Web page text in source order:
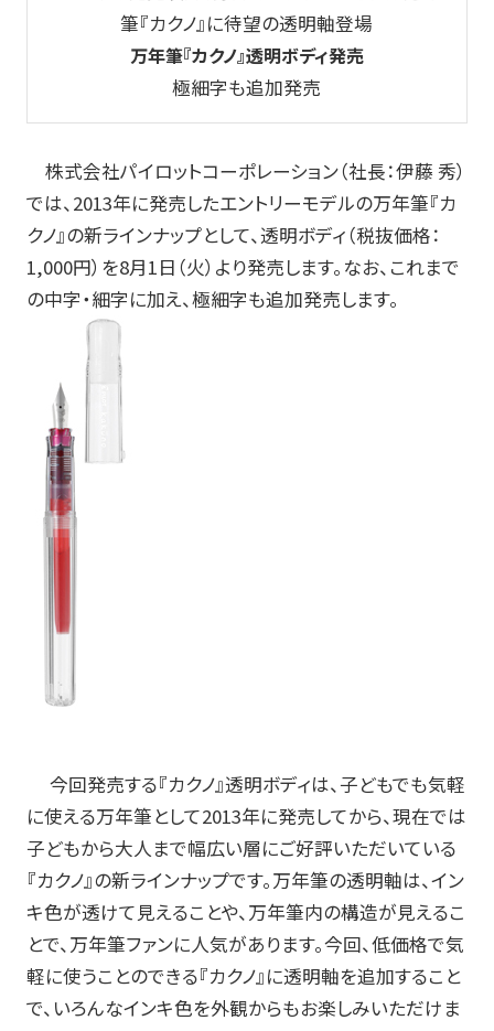
産業資材
その他新規商材
企業情報
企業情報TOP
会社情報
IR情報
サステナビリティ情報
お知らせ
プレスリリース・新製品情報
パイロットのパーパス
サポート
よくある質問
お問い合わせ
筆記具修理
筆『カクノ』に待望の透明軸登場
万年筆『カクノ』透明ボディ発売
極細字も追加発売
株式会社パイロットコーポレーション（社長：伊藤 秀）
では、2013年に発売したエントリーモデルの万年筆『カ
クノ』の新ラインナップとして、透明ボディ（税抜価格：
1,000円）を8月1日（火）より発売します。なお、これまで
の中字・細字に加え、極細字も追加発売します。
今回発売する『カクノ』透明ボディは、子どもでも気軽
に使える万年筆として2013年に発売してから、現在では
子どもから大人まで幅広い層にご好評いただいている
『カクノ』の新ラインナップです。万年筆の透明軸は、イン
キ色が透けて見えることや、万年筆内の構造が見えるこ
とで、万年筆ファンに人気があります。今回、低価格で気
軽に使うことのできる『カクノ』に透明軸を追加すること
で、いろんなインキ色を外観からもお楽しみいただけま